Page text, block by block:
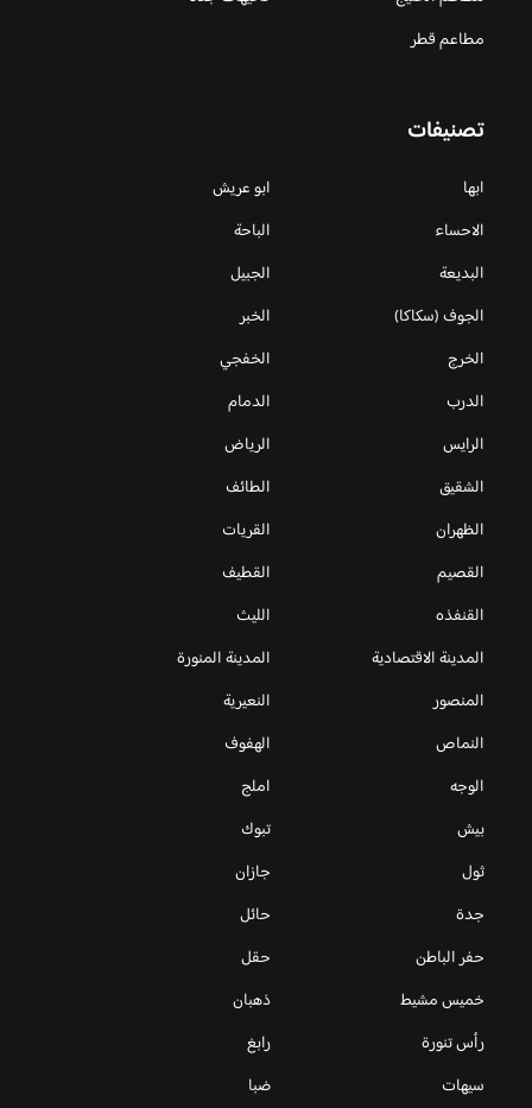
مطاعم قطر
تصنيفات
ابها
ابو عريش
الاحساء
الباحة
البديعة
الجبيل
الجوف (سكاكا)
الخبر
الخرج
الخفجي
الدرب
الدمام
الرايس
الرياض
الشقيق
الطائف
الظهران
القريات
القصيم
القطيف
القنفذه
الليث
المدينة الاقتصادية
المدينة المنورة
المنصور
النعيرية
النماص
الهفوف
الوجه
املج
بيش
تبوك
ثول
جازان
جدة
حائل
حفر الباطن
حقل
خميس مشيط
ذهبان
رأس تنورة
رابغ
سيهات
ضبا